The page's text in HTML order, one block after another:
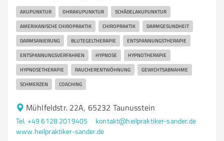
AKUPUNKTUR OHRAKUPUNKTUR SCHÄDELAKUPUNKTUR
AMERIKANISCHE CHIROPRAKTIK CHIROPRAKTIK DARMGESUNDHEIT
DARMSANIERUNG BLUTEGELTHERAPIE ENTSPANNUNGSTHERAPIE
ENTSPANNUNGSVERFAHREN HYPNOSE HYPNOTHERAPIE
HYPNOSETHERAPIE RAUCHERENTWÖHNUNG GEWICHTSABNAHME
SCHMERZEN COACHING
Mühlfeldstr. 22A, 65232 Taunusstein
Tel. +49 6128 2019405
kontakt@heilpraktiker-sander.de
www.heilpraktiker-sander.de